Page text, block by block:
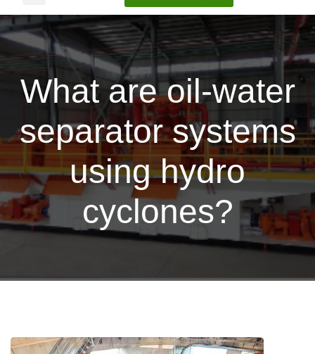
What are oil-water
separator systems
using hydro
cyclones?